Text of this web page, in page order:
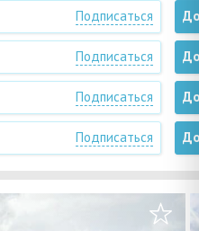
Подписаться
Подписаться
Подписаться
Подписаться